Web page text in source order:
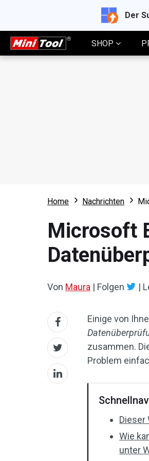
Der
SHOP
Home Nachrichten
Microsoft
Von Maura | Folgen |
Einige von
zusammen.
Problem
Dieser
Wie
unter